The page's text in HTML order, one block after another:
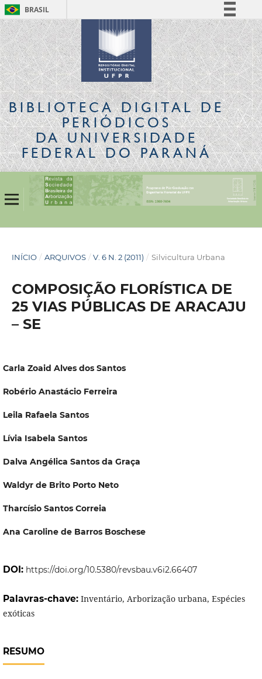
BRASIL
Simplifique!
Comunica BR
Participe
Acesso à informação
Legislação
Canais
BIBLIOTECA DIGITALDE
PERIÓDICOS
DA UNIVERSIDADE
FEDERAL DO PARANÁ
INÍCIO / ARQUIVOS / V. 6 N. 2 (2011) / Silvicultura Urbana
COMPOSIÇÃO FLORÍSTICA DE
25 VIAS PÚBLICAS DE ARACAJU
– SE
Carla Zoaid Alves dos Santos
Robério Anastácio Ferreira
Leila Rafaela Santos
Lívia Isabela Santos
Dalva Angélica Santos da Graça
Waldyr de Brito Porto Neto
Tharcísio Santos Correia
Ana Caroline de Barros Boschese
DOI: https://doi.org/10.5380/revsbau.v6i2.66407
Palavras-chave: Inventário, Arborização urbana, Espécies
exóticas
RESUMO